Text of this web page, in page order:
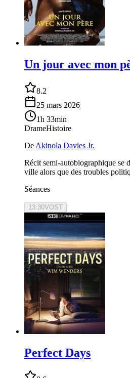
Un jour avec mon
8.2
25 mars 2026
1h 33min
DrameHistoire
De Akinola Davies Jr.
Récit semi-autobiographique se
ville alors que des troubles
Séances
13:30VOST
Perfect Days